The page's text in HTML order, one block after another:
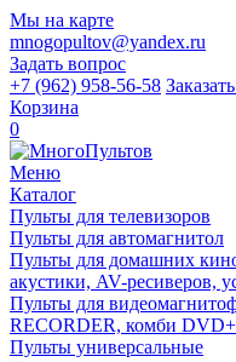
Мы на карте
mnogopultov@yandex.ru
Задать вопрос
+7 (962) 958-56-58
Корзина
0
Меню
Каталог
Пульты для телевизоров
Пульты для автомагнитол
Пульты для домашних
акустики, AV-ресиверов,
Пульты для
RECORDER, комби
Пульты универсальные